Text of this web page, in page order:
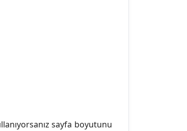
sayfa boyutunu